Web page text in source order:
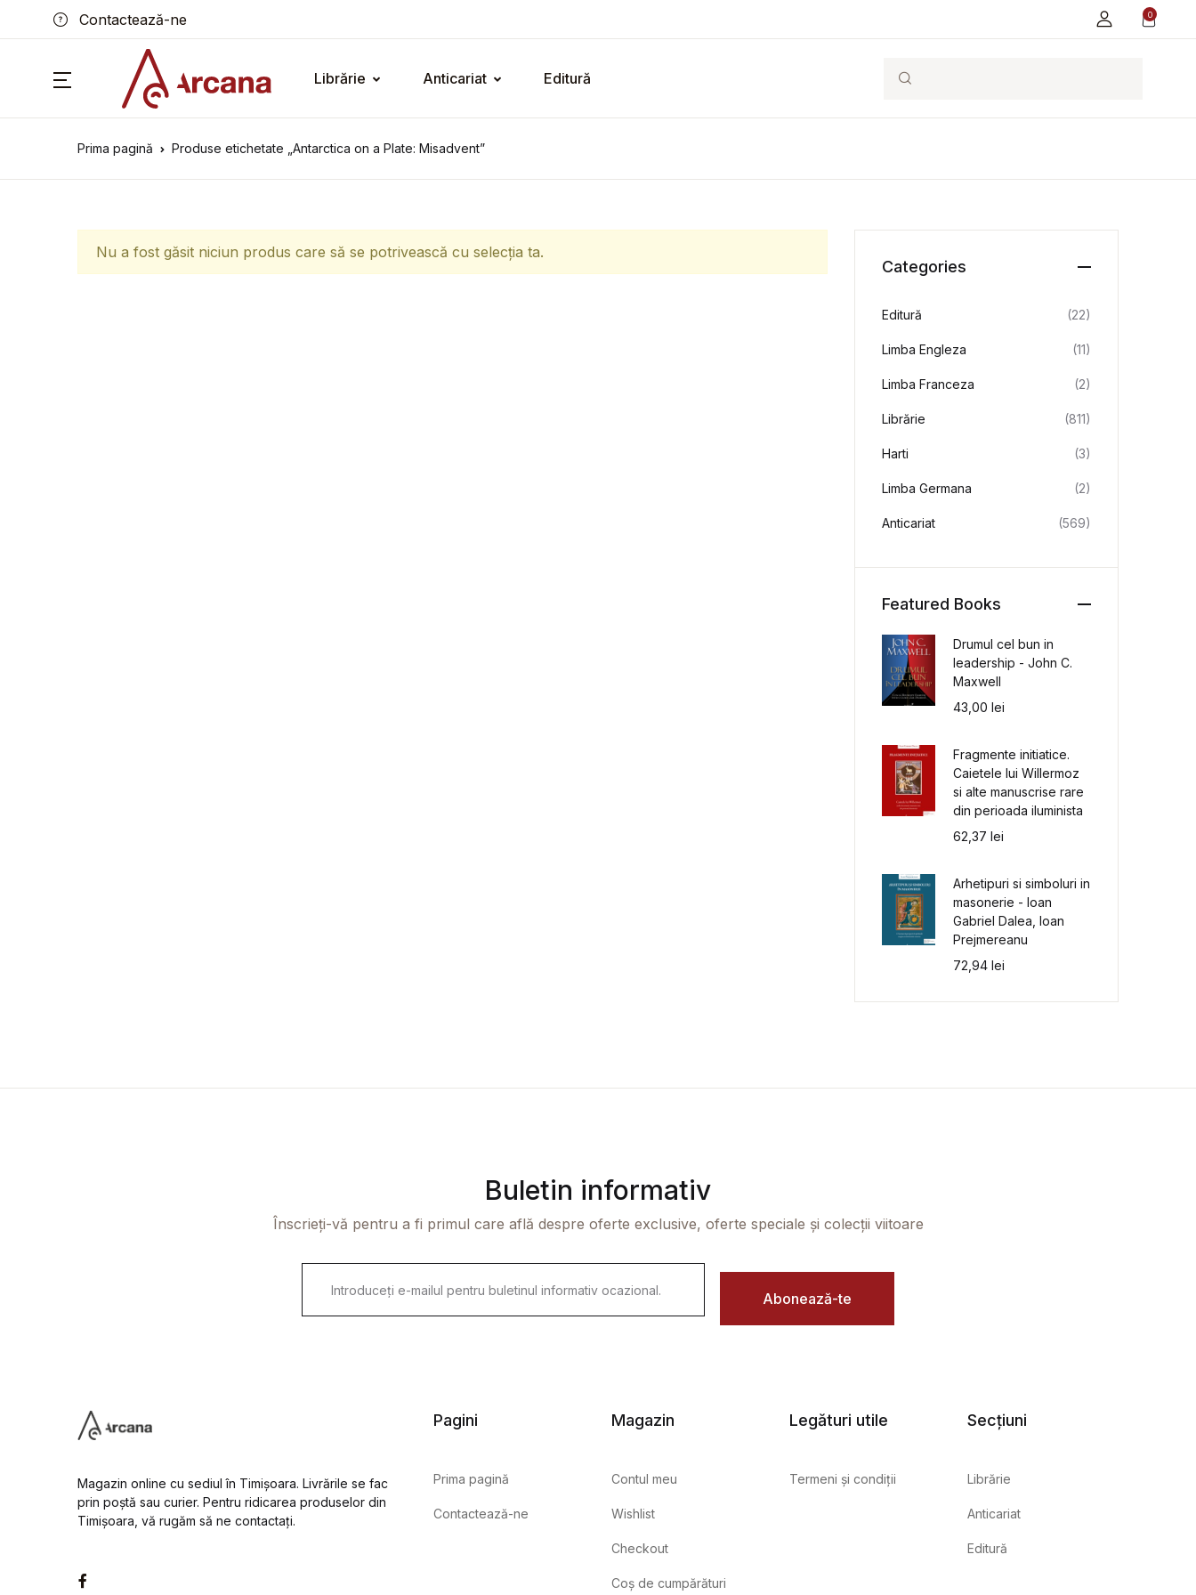
Contactează-ne 0
Librărie Anticariat Editură Search
Prima pagină Produse etichetate „Antarctica on a Plate: Misadvent”
Nu a fost găsit niciun produs care să se potrivească cu selecția ta.
Categories
Editură (22)
Limba Engleza (11)
Limba Franceza (2)
Librărie (811)
Harti (3)
Limba Germana (2)
Anticariat (569)
Featured Books
Drumul cel bun in
leadership - John C.
Maxwell
43,00lei
Fragmente initiatice.
Caietele lui Willermoz
si alte manuscrise rare
din perioada iluminista
62,37lei
Arhetipuri si simboluri in
masonerie - Ioan
Gabriel Dalea, Ioan
Prejmereanu
72,94lei
Buletin informativ
Înscrieți-vă pentru a fi primul care află despre oferte exclusive, oferte speciale și colecții viitoare
i
Abonează-te
Magazin online cu sediul în Timișoara. Livrările se fac
prin poștă sau curier. Pentru ridicarea produselor din
Timișoara, vă rugăm să ne contactați.
Pagini
Prima pagină
Contactează-ne
Magazin
Contul meu
Wishlist
Checkout
Coș de cumpărături
Legături utile
Termeni și condiții
Secțiuni
Librărie
Anticariat
Editură